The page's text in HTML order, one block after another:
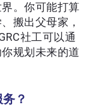
。你可能打算
搬出父母家，
社工可以通
规划未来的道
？